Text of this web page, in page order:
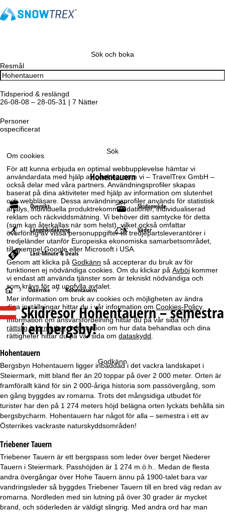
Om cookies
För att kunna erbjuda en optimal webbupplevelse hämtar vi
användardata med hjälp av cookies, som vi – TravelTrex GmbH –
också delar med våra partners. Användningsprofiler skapas
baserat på dina aktiviteter med hjälp av information om slutenhet
och webbläsare. Dessa användningsprofiler används för statistisk
analys, individuella produktrekommendationer, individualiserad
reklam och räckviddsmätning. Vi behöver ditt samtycke för detta
(som kan återkallas när som helst), vilket också omfattar
överföring av vissa personuppgifter till tredjepartsleverantörer i
tredjeländer utanför Europeiska ekonomiska samarbetsområdet,
till exempel Google eller Microsoft i USA.
Genom att klicka påGodkänn så accepterar du bruk av för
funktionen ej nödvändiga cookies. Om du klickar påAvböj kommer
vi endast att använda tjänster som är tekniskt nödvändiga och
som krävs för att uppfylla avtalet.
Mer information om bruk av cookies och möjligheten av ändra
dina inställningar hittar du i vår information omCookies-Policy
Information om ansvarsfördelning hittar du på vår sida för
rättslig information. Information om hur data behandlas och dina
rättigheter hittar du på vår sida omdataskydd
Godkänn
Sök och boka
Resmål
Tidsperiod & reslängd
26-08-08 – 28-05-31 | 7 Nätter
Personer
ospecificerat
Sök
Hohentauern
Översikt Skidområde
Längdskidåkning Väder
Last-Minute & Deals
S
t
a
r
t
s
i
a
Österrike Hohentauern
SkidresorHohentauern – semestra
i en bergsby!
Hohentauern
Bergsbyn Hohentauern ligger inbäddad i det vackra landskapet i
Steiermark, mitt bland fler än 20 toppar på över 2 000 meter. Orten är
framförallt känd för sin 2 000-åriga historia som passövergång, som
en gång byggdes av romarna. Trots det mångsidiga utbudet för
turister har den på 1 274 meters höjd belägna orten lyckats behålla sin
bergsbycharm. Hohentauern har något för alla – semestra i ett av
Österrikes vackraste naturskyddsområden!
Triebener Tauern
Triebener Tauern är ett bergspass som leder över berget Niederer
Tauern i Steiermark. Passhöjden är 1 274 m.ö.h.. Medan de flesta
andra övergångar över Hohe Tauern ännu på 1900-talet bara var
vandringsleder så byggdes Triebener Tauern till en bred väg redan av
romarna. Nordleden med sin lutning på över 30 grader är mycket
brand, och söderleden är väldigt slingrig. Med andra ord har man